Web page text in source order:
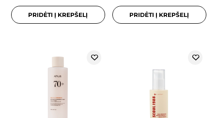
PRIDĖTI Į KREPŠELĮ PRIDĖTI Į KREPŠELĮ